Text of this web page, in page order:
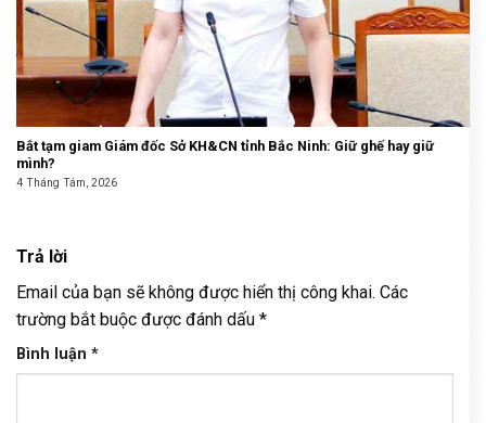
Bắt tạm giam Giám đốc Sở KH&CN tỉnh Bắc Ninh: Giữ ghế hay giữ
mình?
4 Tháng Tám, 2026
Trả lời
Email của bạn sẽ không được hiển thị công khai. Các
trường bắt buộc được đánh dấu *
Bình luận *